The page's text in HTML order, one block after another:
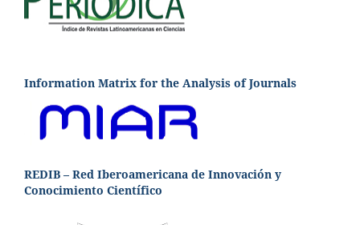
Information Matrix for the Analysis of Journals
REDIB – Red Iberoamericana de Innovación y
Conocimiento Científico